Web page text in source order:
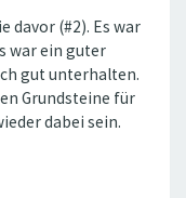
davor (#2). Es war
war ein guter
gut unterhalten.
Grundsteine für
dabei sein.